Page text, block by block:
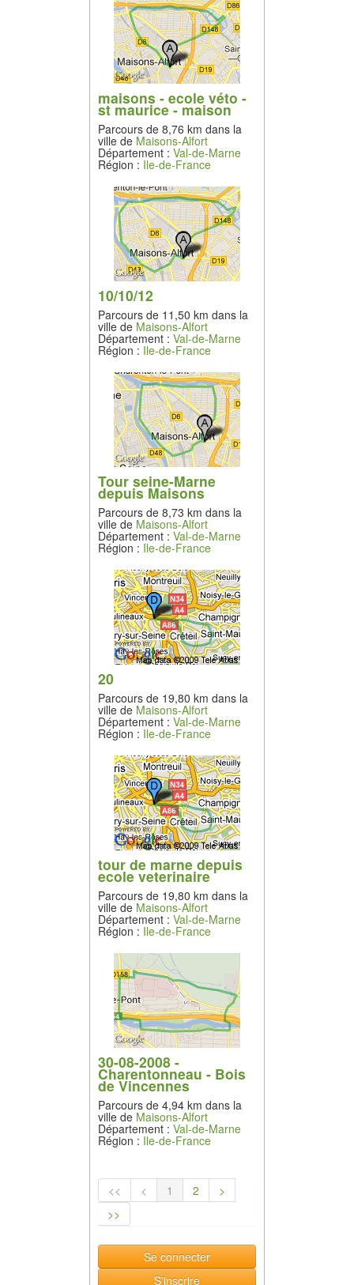
maisons - ecole véto -
st maurice - maison
Parcours de 8,76 km dans la
ville de Maisons-Alfort
Département : Val-de-Marne
Région : Ile-de-France
10/10/12
Parcours de 11,50 km dans la
ville de Maisons-Alfort
Département : Val-de-Marne
Région : Ile-de-France
Tour seine-Marne
depuis Maisons
Parcours de 8,73 km dans la
ville de Maisons-Alfort
Département : Val-de-Marne
Région : Ile-de-France
20
Parcours de 19,80 km dans la
ville de Maisons-Alfort
Département : Val-de-Marne
Région : Ile-de-France
tour de marne depuis
ecole veterinaire
Parcours de 19,80 km dans la
ville de Maisons-Alfort
Département : Val-de-Marne
Région : Ile-de-France
30-08-2008 -
Charentonneau - Bois
de Vincennes
Parcours de 4,94 km dans la
ville de Maisons-Alfort
Département : Val-de-Marne
Région : Ile-de-France
<< < 1 2
>
>>
Se connecter
S'inscrire